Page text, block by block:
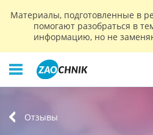
Материалы, подготовленные в
помогают разобраться в
информацию, но не
Отзывы